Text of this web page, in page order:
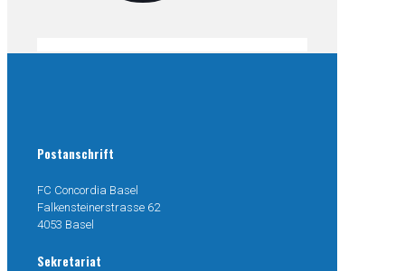
Postanschrift
FC Concordia Basel
Falkensteinerstrasse 62
4053 Basel
Sekretariat